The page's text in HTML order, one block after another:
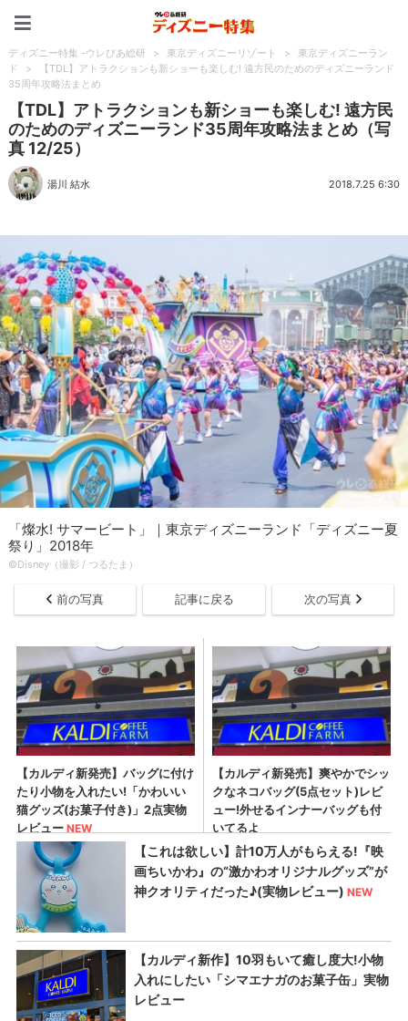
ディズニー特集 -ウレぴあ総研 > 東京ディズニーリゾート >
東京ディズニーラン
ド
>
【TDL】アトラクションも新ショーも楽しむ! 遠方民のためのディズニーランド
35周年攻略法まとめ
【TDL】アトラクションも新ショーも楽しむ! 遠方民
のためのディズニーランド35周年攻略法まとめ（写
真 12/25）
湯川 結水 2018.7.25 6:30
「燦水! サマービート」｜東京ディズニーランド「ディズニー夏
祭り」2018年
©Disney（撮影 / つるたま）
前の写真 記事に戻る 次の写真